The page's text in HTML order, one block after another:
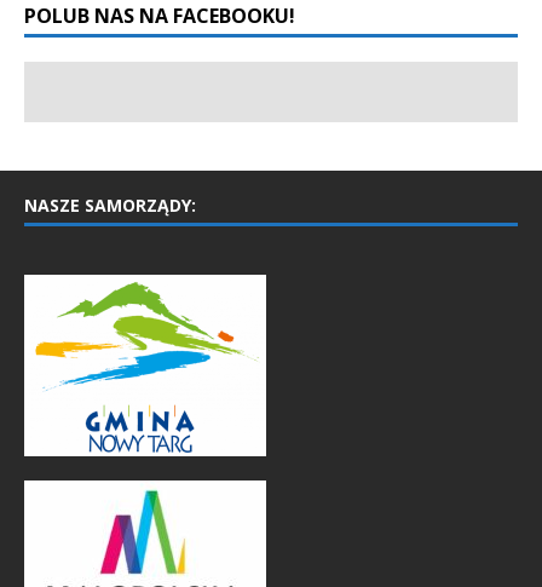
POLUB NAS NA FACEBOOKU!
NASZE SAMORZĄDY: